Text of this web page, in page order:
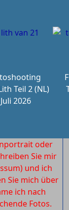
Teil 2 (NL)
Juli 2026
oder
Sie mir
und ich
Sie mich über
ich nach
Fotos.